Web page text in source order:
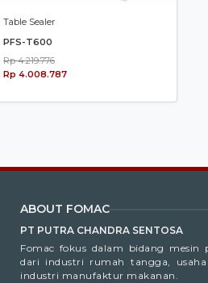
Table Sealer
PFS-T600
Rp 4.219.776
Rp 4.008.787
ABOUT FOMAC
PT PUTRA CHANDRA SENTOSA
Fomac fokus dalam bidang mesin
dari industri rumah tangga,
industri manufaktur makanan.